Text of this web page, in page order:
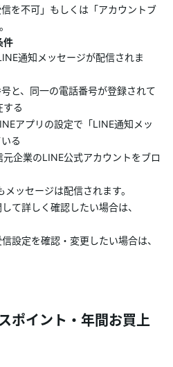
を不可」もしくは「アカウントブ
件
通知メッセージが配信されま
と、同一の電話番号が登録されて
する
アプリの設定で「LINE通知メッ
る
企業のLINE公式アカウントをブロ
ッセージは配信されます。
て詳しく確認したい場合は、
設定を確認・変更したい場合は、
ポイント・年間お買上